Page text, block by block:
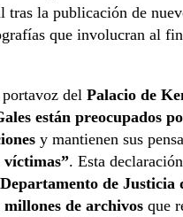
tras la publicación de
que involucran al
del Palacio de
están preocupados
y mantienen sus
víctimas”. Esta
Departamento de Justicia
millones de archivos que